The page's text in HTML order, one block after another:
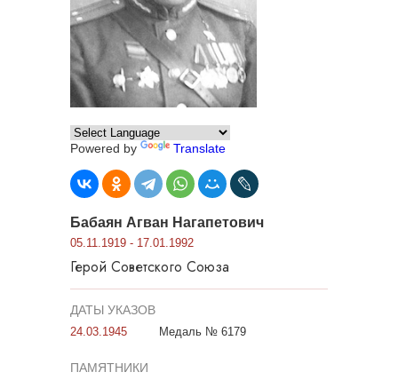
Powered by Translate
Бабаян Агван Нагапетович
05.11.1919 - 17.01.1992
Герой Советского Союза
ДАТЫ УКАЗОВ
24.03.1945 Медаль № 6179
ПАМЯТНИКИ